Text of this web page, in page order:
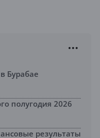
Бурабае
полугодия 2026
результаты